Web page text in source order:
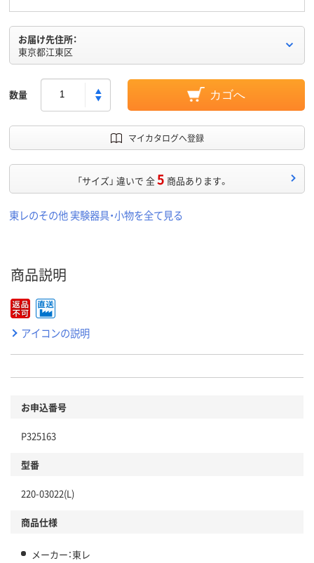
お届け先住所：
東京都江東区
数量 カゴへ
マイカタログへ登録
「サイズ」 違いで 全5 商品あります。
東レのその他 実験器具・小物を全て見る
商品説明
アイコンの説明
お申込番号
P325163
型番
220-03022(L)
商品仕様
メーカー：東レ